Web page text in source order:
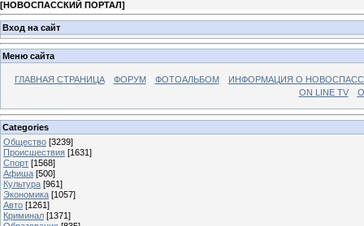
[НОВОСПАССКИЙ ПОРТАЛ]
Вход на сайт
Меню сайта
ГЛАВНАЯ СТРАНИЦА ФОРУМ ФОТОАЛЬБОМ
ИНФОРМАЦИЯ О
ON LINE TV
Categories
Общество [3239]
Происшествия [1631]
Спорт [1568]
Афиша [500]
Культура [961]
Экономика [1057]
Авто [1261]
Криминал [1371]